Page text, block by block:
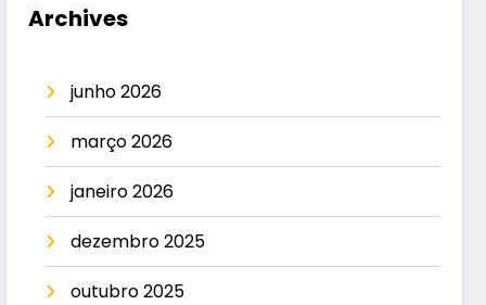
Archives
junho 2026
março 2026
janeiro 2026
dezembro 2025
outubro 2025